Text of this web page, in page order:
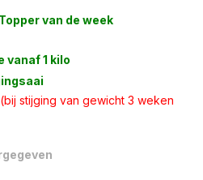
Topper van de week
vanaf 1 kilo
(bij stijging van gewicht 3 weken